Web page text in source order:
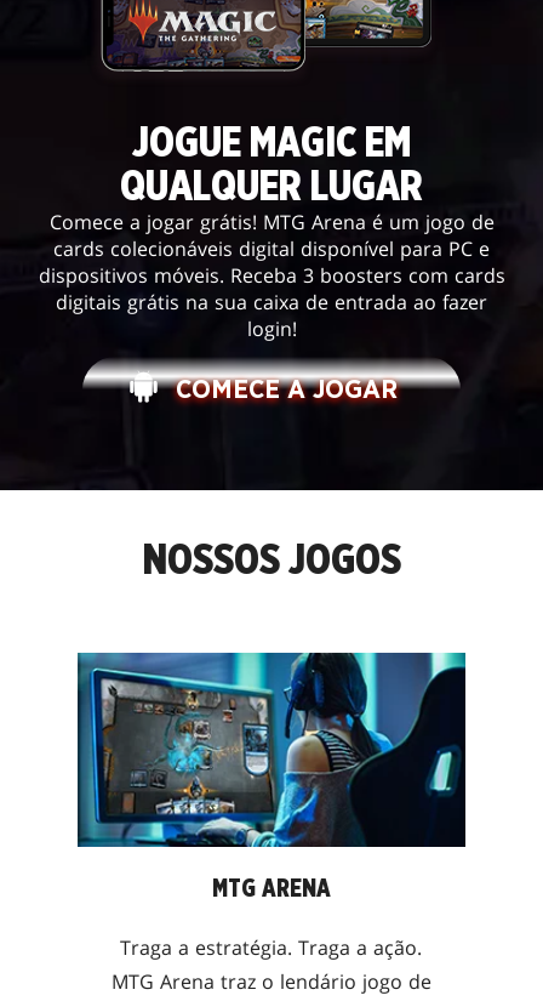
JOGUE MAGIC EM
QUALQUER LUGAR
Comece a jogar grátis! MTG Arena é um jogo de
cards colecionáveis digital disponível para PC e
dispositivos móveis. Receba 3 boosters com cards
digitais grátis na sua caixa de entrada ao fazer
login!
COMECE A JOGAR
NOSSOS JOGOS
MTG ARENA
Traga a estratégia. Traga a ação.
MTG Arena traz o lendário jogo de